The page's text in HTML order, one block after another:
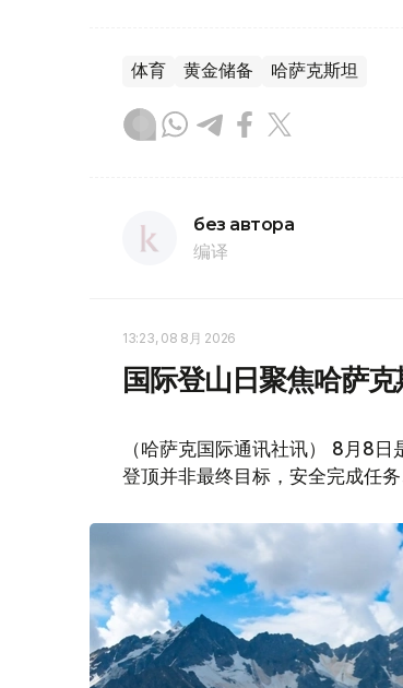
体育 黄金储备 哈萨克斯坦
без автора
编译
13:23, 08 8月 2026
国际登山日聚焦哈萨
（哈萨克国际通讯社讯） 8月8
登顶并非最终目标，安全完成任